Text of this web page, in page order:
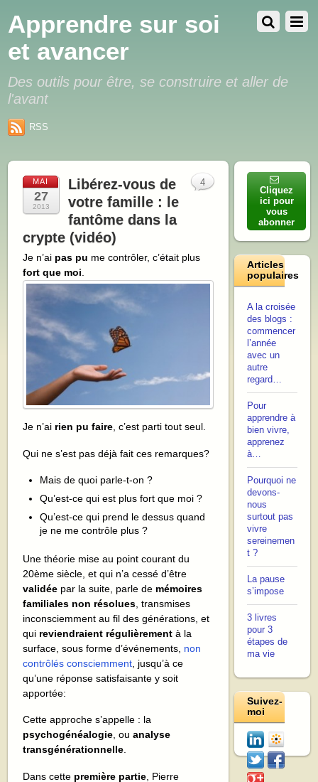
Apprendre sur soi
et avancer
Des outils pour être, se construire et aller de
l'avant
RSS
MAI
27
2013
Libérez-vous de
votre famille : le
fantôme dans la
crypte (vidéo)
Je n’ai pas pu me contrôler, c’était plus
fort que moi.
Je n’ai rien pu faire, c’est parti tout seul.
Qui ne s’est pas déjà fait ces remarques?
Mais de quoi parle-t-on ?
Qu’est-ce qui est plus fort que moi ?
Qu’est-ce qui prend le dessus quand
je ne me contrôle plus ?
Une théorie mise au point courant du
20ème siècle, et qui n’a cessé d’être
validée par la suite, parle de mémoires
familiales non résolues , transmises
inconsciemment au fil des générations, et
qui reviendraient régulièrement à la
surface, sous forme d’événements, non
contrôlés consciemment , jusqu’à ce
qu’une réponse satisfaisante y soit
apportée:
Cette approche s’appelle : la
psychogénéalogie, ouanalyse
transgénérationnelle.
Dans cette première partie, Pierre
4
Cliquez
ici pour
vous
abonner
Articles
populaires
A la croisée
des blogs :
commencer
l’année
avec un
autre
regard…
Pour
apprendre à
bien vivre,
apprenez
à…
Pourquoi ne
devons-
nous
surtout pas
vivre
sereinemen
t ?
La pause
s’impose
3 livres
pour 3
étapes de
ma vie
Suivez-
moi